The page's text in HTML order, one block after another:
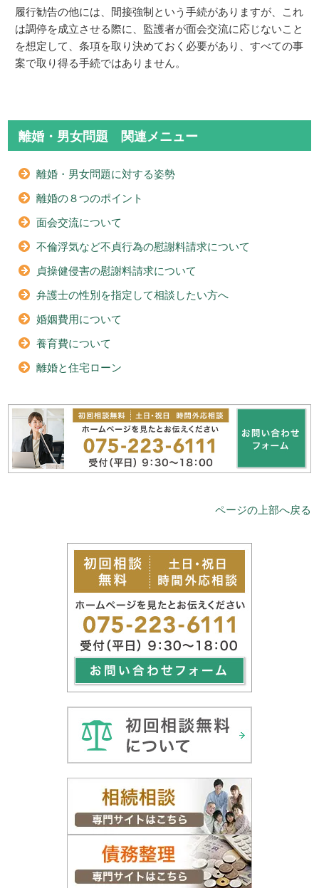
履行勧告の他には、間接強制という手続がありますが、これ
は調停を成立させる際に、監護者が面会交流に応じないこと
を想定して、条項を取り決めておく必要があり、すべての事
案で取り得る手続ではありません。
離婚・男女問題 関連メニュー
離婚・男女問題に対する姿勢
離婚の８つのポイント
面会交流について
不倫浮気など不貞行為の慰謝料請求について
貞操健侵害の慰謝料請求について
弁護士の性別を指定して相談したい方へ
婚姻費用について
養育費について
離婚と住宅ローン
ページの上部へ戻る